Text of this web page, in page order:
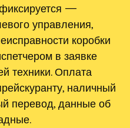
—
управления,
коробки
в заявке
техники. Оплата
наличный
перевод, данные об